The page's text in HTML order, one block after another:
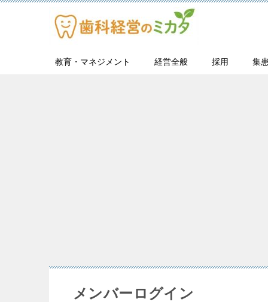
教育・マネジメント 経営全般 採用 集
メンバーログイン